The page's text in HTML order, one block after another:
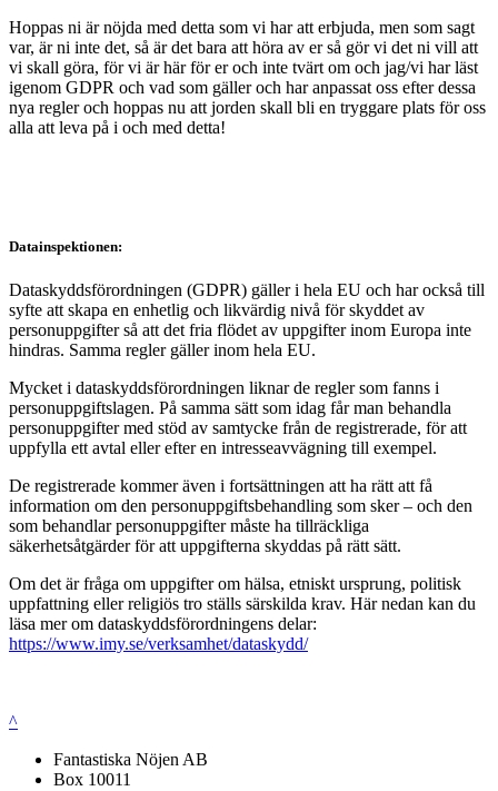
Hoppas ni är nöjda med detta som vi har att erbjuda, men som sagt
var, är ni inte det, så är det bara att höra av er så gör vi det ni vill att
vi skall göra, för vi är här för er och inte tvärt om och jag/vi har läst
igenom GDPR och vad som gäller och har anpassat oss efter dessa
nya regler och hoppas nu att jorden skall bli en tryggare plats för oss
alla att leva på i och med detta!
Datainspektionen:
Dataskyddsförordningen (GDPR) gäller i hela EU och har också till
syfte att skapa en enhetlig och likvärdig nivå för skyddet av
personuppgifter så att det fria flödet av uppgifter inom Europa inte
hindras. Samma regler gäller inom hela EU.
Mycket i dataskyddsförordningen liknar de regler som fanns i
personuppgiftslagen. På samma sätt som idag får man behandla
personuppgifter med stöd av samtycke från de registrerade, för att
uppfylla ett avtal eller efter en intresseavvägning till exempel.
De registrerade kommer även i fortsättningen att ha rätt att få
information om den personuppgiftsbehandling som sker – och den
som behandlar personuppgifter måste ha tillräckliga
säkerhetsåtgärder för att uppgifterna skyddas på rätt sätt.
Om det är fråga om uppgifter om hälsa, etniskt ursprung, politisk
uppfattning eller religiös tro ställs särskilda krav. Här nedan kan du
läsa mer om dataskyddsförordningens delar:
https://www.imy.se/verksamhet/dataskydd/
^
Fantastiska Nöjen AB
Box 10011